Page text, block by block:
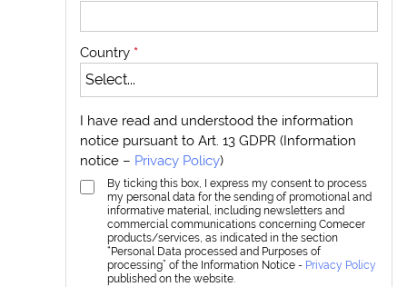
Country *
I have read and understood the information
notice pursuant to Art. 13 GDPR (Information
notice – Privacy Policy)
By ticking this box, I express my consent to process
my personal data for the sending of promotional and
informative material, including newsletters and
commercial communications concerning Comecer
products/services, as indicated in the section
“Personal Data processed and Purposes of
processing” of the Information Notice - Privacy Policy
published on the website.